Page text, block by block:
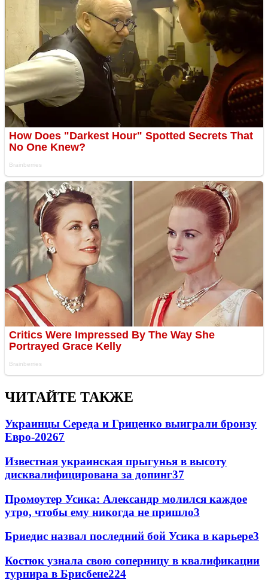
ЧИТАЙТЕ ТАКЖЕ
Украинцы Середа и Гриценко выиграли бронзу
Евро-20267
Известная украинская прыгунья в высоту
дисквалифицирована за допинг37
Промоутер Усика: Александр молился каждое
утро, чтобы ему никогда не пришло3
Бриедис назвал последний бой Усика в карьере3
Костюк узнала свою соперницу в квалификации
турнира в Брисбене224